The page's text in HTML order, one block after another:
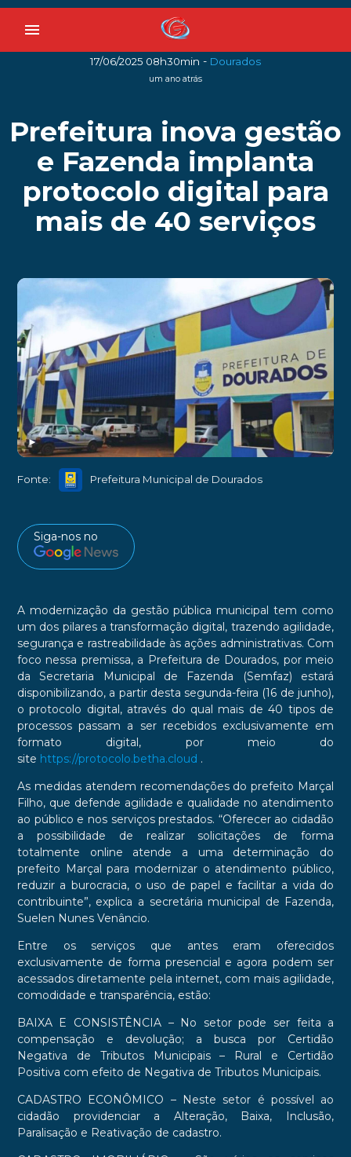
menu
17/06/2025 08h30min - Dourados
um ano atrás
Prefeitura inova gestão
e Fazenda implanta
protocolo digital para
mais de 40 serviços
►
Fonte: Prefeitura Municipal de Dourados
Siga-nos no
A modernização da gestão pública municipal tem como
um dos pilares a transformação digital, trazendo agilidade,
segurança e rastreabilidade às ações administrativas. Com
foco nessa premissa, a Prefeitura de Dourados, por meio
da Secretaria Municipal de Fazenda (Semfaz) estará
disponibilizando, a partir desta segunda-feira (16 de junho),
o protocolo digital, através do qual mais de 40 tipos de
processos passam a ser recebidos exclusivamente em
formato digital, por meio do
site https://protocolo.betha.cloud .
As medidas atendem recomendações do prefeito Marçal
Filho, que defende agilidade e qualidade no atendimento
ao público e nos serviços prestados. “Oferecer ao cidadão
a possibilidade de realizar solicitações de forma
totalmente online atende a uma determinação do
prefeito Marçal para modernizar o atendimento público,
reduzir a burocracia, o uso de papel e facilitar a vida do
contribuinte”, explica a secretária municipal de Fazenda,
Suelen Nunes Venâncio.
Entre os serviços que antes eram oferecidos
exclusivamente de forma presencial e agora podem ser
acessados diretamente pela internet, com mais agilidade,
comodidade e transparência, estão:
BAIXA E CONSISTÊNCIA – No setor pode ser feita a
compensação e devolução; a busca por Certidão
Negativa de Tributos Municipais – Rural e Certidão
Positiva com efeito de Negativa de Tributos Municipais.
CADASTRO ECONÔMICO – Neste setor é possível ao
cidadão providenciar a Alteração, Baixa, Inclusão,
Paralisação e Reativação de cadastro.